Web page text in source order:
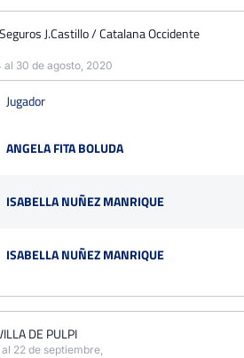
J.Castillo / Catalana Occidente
al 30 de agosto, 2020
Jugador
ANGELA FITA BOLUDA
ISABELLA NUÑEZ MANRIQUE
ISABELLA NUÑEZ MANRIQUE
DE PULPI
al 22 de septiembre,